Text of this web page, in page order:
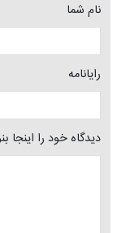
نام شما
رایانامه
دیدگاه خود را اینجا